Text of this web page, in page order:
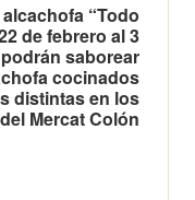
“Todo
de febrero al 3
saborear
cocinados
distintas en los
Mercat Colón